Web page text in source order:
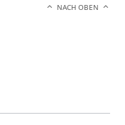
NACH OBEN